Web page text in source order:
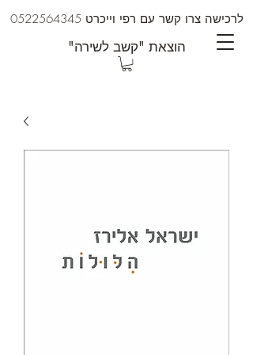
"הוצאת "קשב לשירה
לרכישה צרו קשר עם רפי וייכרט 0522564345